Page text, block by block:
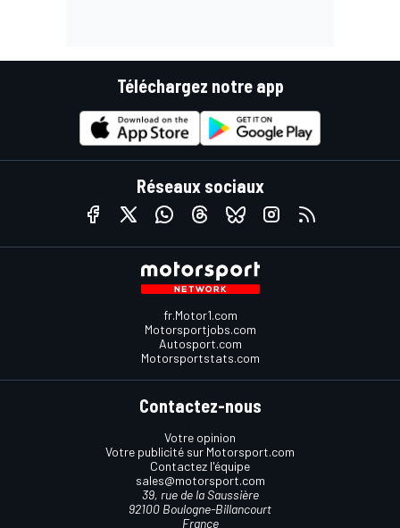
Téléchargez notre app
Réseaux sociaux
fr.Motor1.com
Motorsportjobs.com
Autosport.com
Motorsportstats.com
Contactez-nous
Votre opinion
Votre publicité sur Motorsport.com
Contactez l'équipe
sales@motorsport.com
39, rue de la Saussière
92100 Boulogne-Billancourt
France